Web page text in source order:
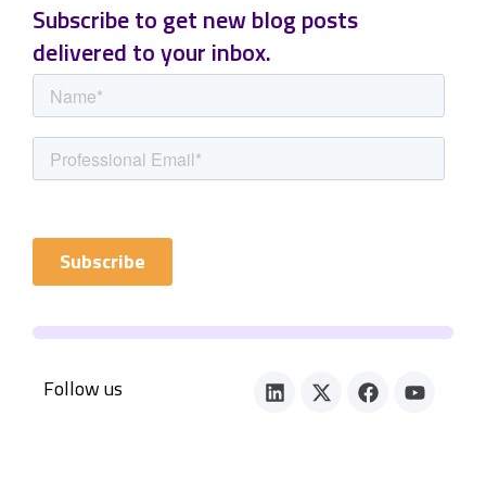
Subscribe to get new blog posts
delivered to your inbox.
Follow us